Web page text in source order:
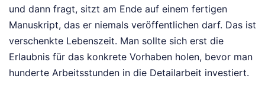
und dann fragt, sitzt am Ende auf einem fertigen
Manuskript, das er niemals veröffentlichen darf. Das ist
verschenkte Lebenszeit. Man sollte sich erst die
Erlaubnis für das konkrete Vorhaben holen, bevor man
hunderte Arbeitsstunden in die Detailarbeit investiert.